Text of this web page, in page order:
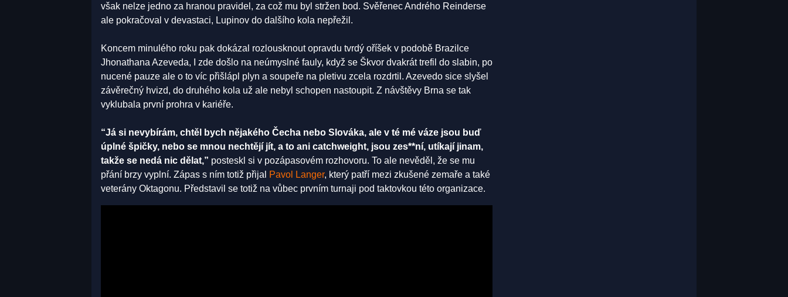
však nelze jedno za hranou pravidel, za což mu byl stržen bod. Svěřenec Andrého Reinderse
ale pokračoval v devastaci, Lupinov do dalšího kola nepřežil.
Koncem minulého roku pak dokázal rozlousknout opravdu tvrdý oříšek v podobě Brazilce
Jhonathana Azeveda, I zde došlo na neúmyslné fauly, když se Škvor dvakrát trefil do slabin, po
nucené pauze ale o to víc přišlápl plyn a soupeře na pletivu zcela rozdrtil. Azevedo sice slyšel
závěrečný hvizd, do druhého kola už ale nebyl schopen nastoupit. Z návštěvy Brna se tak
vyklubala první prohra v kariéře.
“Já si nevybírám, chtěl bych nějakého Čecha nebo Slováka, ale v té mé váze jsou buď
úplné špičky, nebo se mnou nechtějí jít, a to ani catchweight, jsou zes**ní, utíkají jinam,
takže se nedá nic dělat,” posteskl si v pozápasovém rozhovoru. To ale nevěděl, že se mu
přání brzy vyplní. Zápas s ním totiž přijal
Pavol Langer, který patří mezi zkušené zemaře a také
veterány Oktagonu. Představil se totiž na vůbec prvním turnaji pod taktovkou této organizace.